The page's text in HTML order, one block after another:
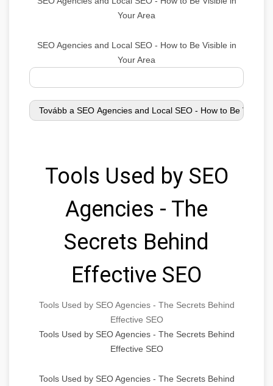
Your Area
SEO Agencies and Local SEO - How to Be Visible in
Your Area
Tools Used by SEO
Agencies - The
Secrets Behind
Effective SEO
Tools Used by SEO Agencies - The Secrets Behind
Effective SEO
Tools Used by SEO Agencies - The Secrets Behind
Effective SEO
Tools Used by SEO Agencies - The Secrets Behind